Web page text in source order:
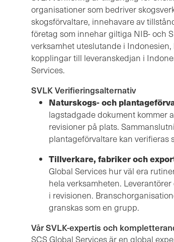
organisationer som bedriver
skogsförvaltare, innehavare av
företag som innehar giltiga NIB- och
verksamhet uteslutande i
kopplingar till leveranskedjan i
Services.
SVLK Verifieringsalternativ
Naturskogs- och
lagstadgade dokument kommer
revisioner på plats.
plantageförvaltare kan verifieras
Tillverkare, fabriker och
Global Services hur väl era
hela verksamheten.
i revisionen.
granskas som en grupp.
Vår SVLK-expertis och
SCS Global Services är en global